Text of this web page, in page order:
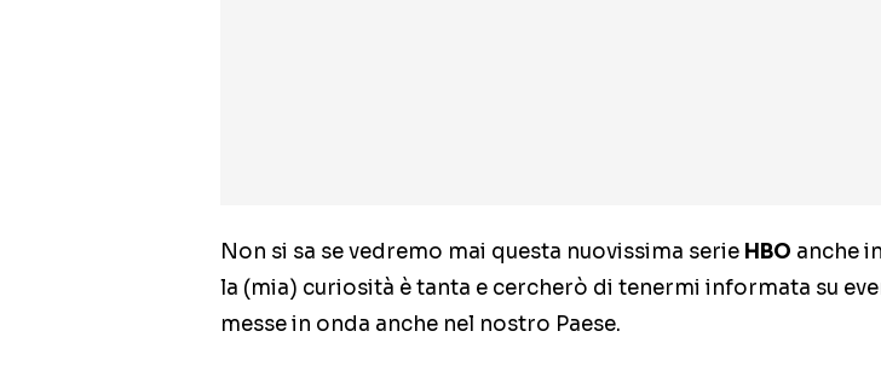
Non si sa se vedremo mai questa nuovissima serie HBO anche
la (mia) curiosità è tanta e cercherò di tenermi informata su
messe in onda anche nel nostro Paese.